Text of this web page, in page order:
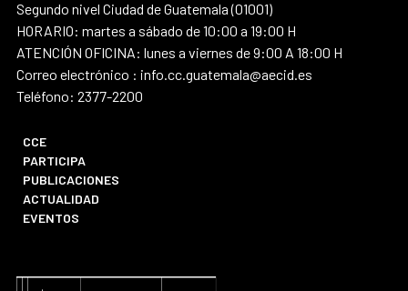
Segundo nivel Ciudad de Guatemala (01001)
HORARIO: martes a sábado de 10:00 a 19:00 H
ATENCIÓN OFICINA: lunes a viernes de 9:00 A 18:00 H
Correo electrónico : info.cc.guatemala@aecid.es
Teléfono: 2377-2200
CCE
PARTICIPA
PUBLICACIONES
ACTUALIDAD
EVENTOS